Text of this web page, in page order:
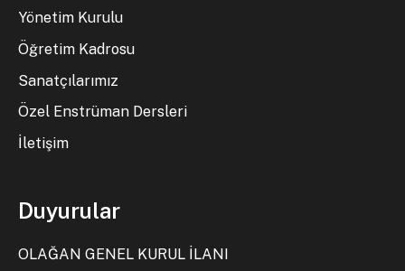
Yönetim Kurulu
Öğretim Kadrosu
Sanatçılarımız
Özel Enstrüman Dersleri
İletişim
Duyurular
OLAĞAN GENEL KURUL İLANI